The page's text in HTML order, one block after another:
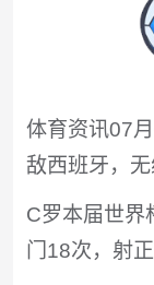
体育资讯07
敌西班牙，无
C罗本届世界
门18次，射